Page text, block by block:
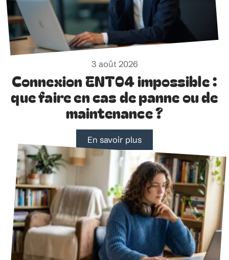
3 août 2026
Connexion ENT04 impossible :
que faire en cas de panne ou de
maintenance ?
En savoir plus